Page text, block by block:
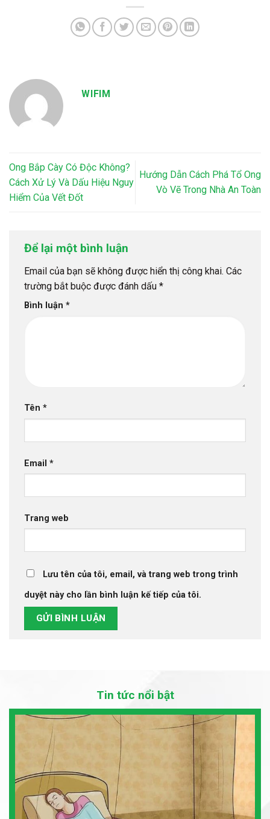
WIFIM
Ong Bắp Cày Có Độc Không?
Cách Xử Lý Và Dấu Hiệu Nguy
Hiểm Của Vết Đốt
Hướng Dẫn Cách Phá Tổ Ong
Vò Vẽ Trong Nhà An Toàn
Để lại một bình luận
Email của bạn sẽ không được hiển thị công khai. Các
trường bắt buộc được đánh dấu *
Bình luận *
Tên *
Email *
Trang web
Lưu tên của tôi, email, và trang web trong trình
duyệt này cho lần bình luận kế tiếp của tôi.
Tin tức nổi bật